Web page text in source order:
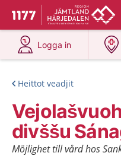
To start page for 1177
Du har valt region
Logga in
at 1177.se
Heittot veadjit
divššu
Möjlighet till vård hos